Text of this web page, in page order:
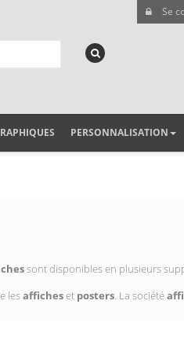
Se
PERSONNALISATION
sont disponibles en plusieurs
lesafficheset posters. La société